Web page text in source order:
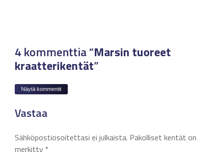
4 kommenttia “Marsin tuoreet
kraatterikentät”
Näytä kommentit
Vastaa
Sähköpostiosoitettasi ei julkaista. Pakolliset kentät on
merkitty *